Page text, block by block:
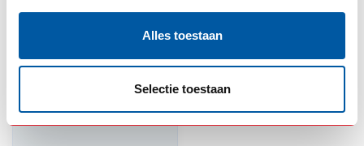
Alles toestaan
Selectie toestaan